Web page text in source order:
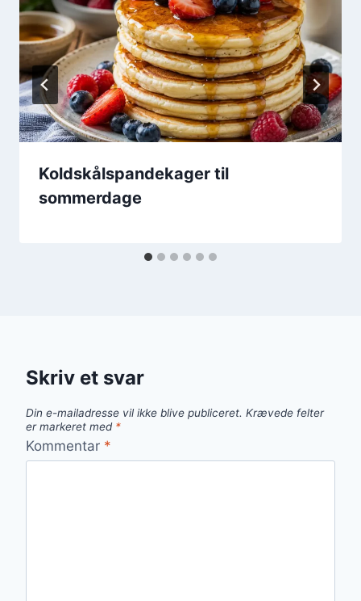
Koldskålspandekager til
sommerdage
Skriv et svar
Din e-mailadresse vil ikke blive publiceret. Krævede felter
er markeret med *
Kommentar *